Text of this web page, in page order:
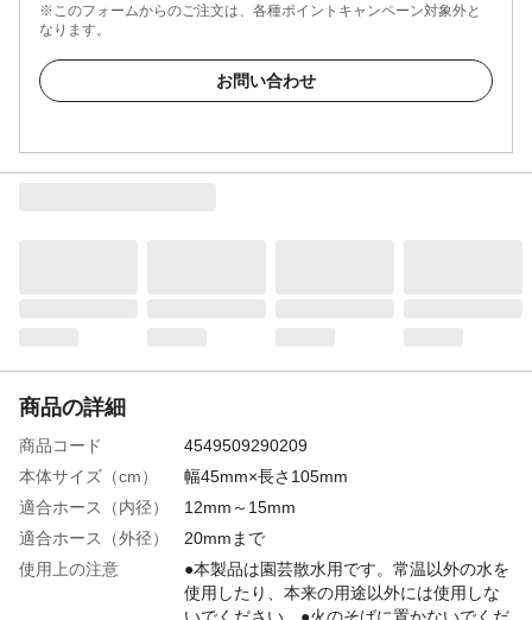
※このフォームからのご注文は、各種ポイントキャンペーン対象外と
なります。
お問い合わせ
商品の詳細
商品コード
4549509290209
本体サイズ（cm）
幅45mm×長さ105mm
適合ホース（内径）
12mm～15mm
適合ホース（外径）
20mmまで
使用上の注意
●本製品は園芸散水用です。常温以外の水を
使用したり、本来の用途以外には使用しな